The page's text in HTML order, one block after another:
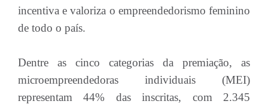
incentiva e valoriza o empreendedorismo feminino
de todo o país.
Dentre as cinco categorias da premiação, as
microempreendedoras individuais (MEI)
representam 44% das inscritas, com 2.345